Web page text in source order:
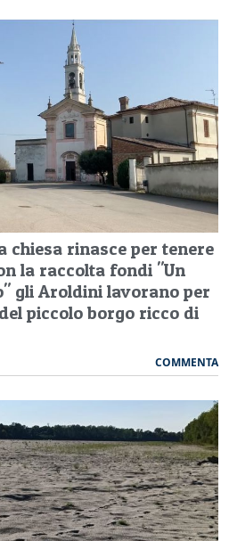
chiesa rinasce per tenere
la raccolta fondi "Un
gli Aroldini lavorano per
piccolo borgo ricco di
COMMENTA